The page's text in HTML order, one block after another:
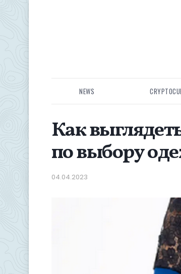
NEWS
Как
по выбору
04.04.2023